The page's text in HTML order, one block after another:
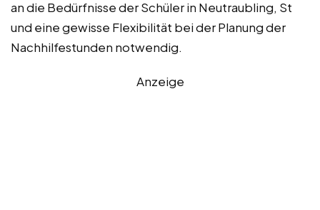
an die Bedürfnisse der Schüler in Neutraubling, St
und eine gewisse Flexibilität bei der Planung der
Nachhilfestunden notwendig.
Anzeige